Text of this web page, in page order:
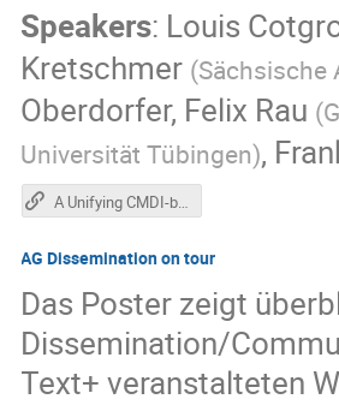
Speakers: Louis
Kretschmer (Sächsische
Oberdorfer, Felix Rau (
Universität Tübingen),
A Unifying CMDI-based Metadata Schema for Lexical Resources in Text+ (Poster)
AG Dissemination on tour
Das Poster zeigt
Dissemination/
Text+ veranstalteten